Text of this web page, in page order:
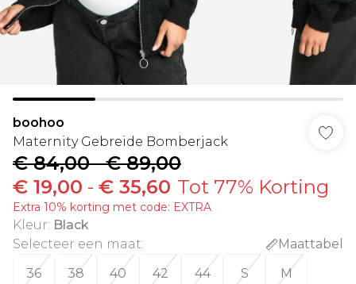
boohoo
Maternity Gebreide Bomberjack
€ 84,00-€ 89,00
€ 19,00 - € 35,60 Tot 77% Korting
Extra 10% korting met code: EXTRA
Kleur: Black
Selecteer een maat:
Maattabel
36
38 40 42 44 S M